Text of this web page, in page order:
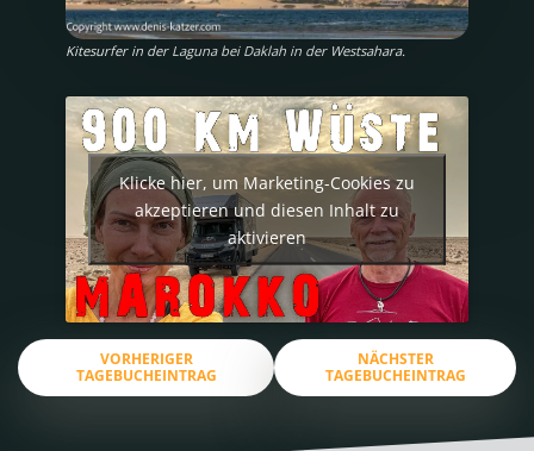
Kitesurfer in der Laguna bei Daklah in der Westsahara.
Klicke hier, um Marketing-Cookies zu
akzeptieren und diesen Inhalt zu
aktivieren
VORHERIGER
TAGEBUCHEINTRAG
NÄCHSTER
TAGEBUCHEINTRAG